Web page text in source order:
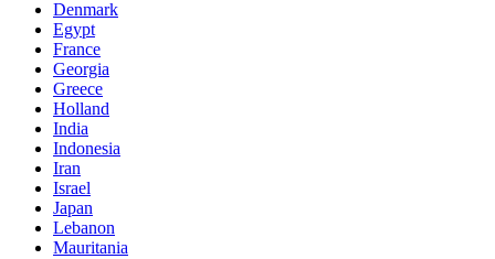
Denmark
Egypt
France
Georgia
Greece
Holland
India
Indonesia
Iran
Israel
Japan
Lebanon
Mauritania